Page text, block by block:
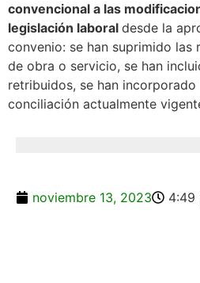
convencional a las
legislación laboral desde la
convenio: se han suprimido las
de obra o servicio, se han
retribuidos, se han
conciliación actualmente
noviembre 13, 2023 4:49